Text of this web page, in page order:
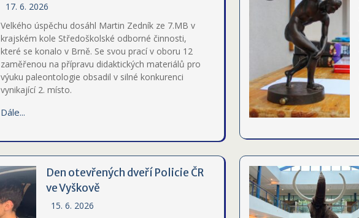
17. 6. 2026
Velkého úspěchu dosáhl Martin Zedník ze 7.MB v
krajském kole Středoškolské odborné činnosti,
které se konalo v Brně. Se svou prací v oboru 12
zaměřenou na přípravu didaktických materiálů pro
výuku paleontologie obsadil v silné konkurenci
vynikající 2. místo.
Dále...
Den otevřených dveří Policie ČR
ve Vyškově
15. 6. 2026